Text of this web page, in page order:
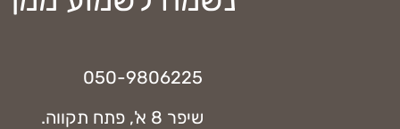
050-9806225
שיפר 8 א', פתח תקווה.